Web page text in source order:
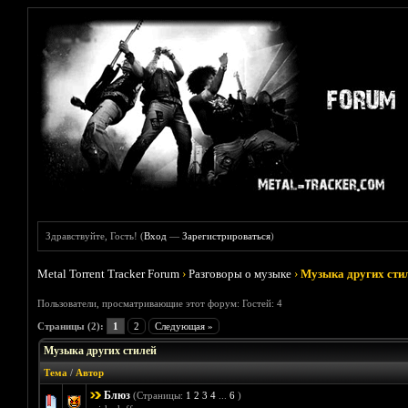
Здравствуйте, Гость! (Вход —Зарегистрироваться)
Metal Torrent Tracker Forum ›Разговоры о музыке ›Музыка других
Пользователи, просматривающие этот форум: Гостей: 4
Страницы (2): 1 2 Следующая »
Музыка других стилей
Тема / Автор
Блюз (Страницы: 1 2 3 4 6 )